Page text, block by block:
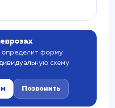
определит форму
схему
Позвонить